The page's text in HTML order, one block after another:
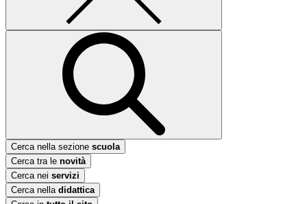
Cerca nella sezione scuola
Cerca tra le novità
Cerca nei servizi
Cerca nella didattica